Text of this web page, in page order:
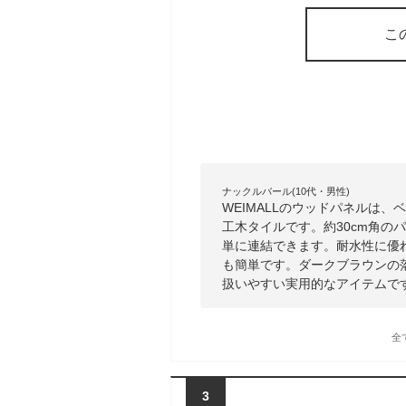
こ
ナックルバール(10代・男性)
WEIMALLのウッドパネルは、
工木タイルです。約30cm角の
単に連結できます。耐水性に
も簡単です。ダークブラウン
扱いやすい実用的なアイテムで
全
3